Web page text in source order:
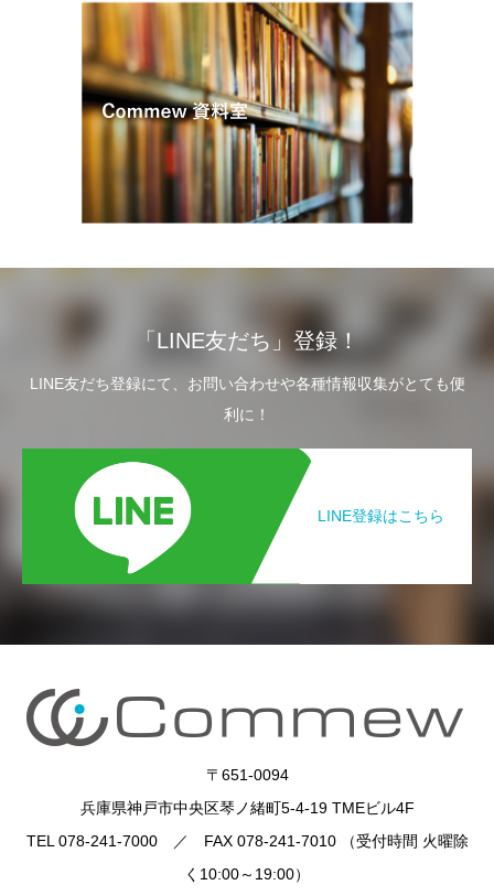
「LINE友だち」登録！
LINE友だち登録にて、お問い合わせや各種情報収集がとても便
利に！
LINE登録はこちら
〒651-0094
兵庫県神戸市中央区琴ノ緒町5-4-19 TMEビル4F
TEL 078-241-7000 ／ FAX 078-241-7010 （受付時間 火曜除
く10:00～19:00）